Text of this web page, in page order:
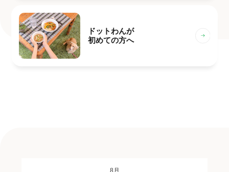
ドットわんが
初めての方へ
8月